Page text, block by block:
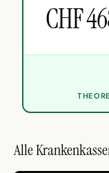
CHF
Alle